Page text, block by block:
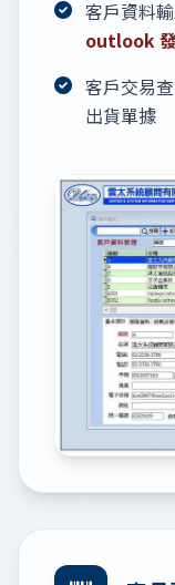
客戶資料
outlook
客戶交易
出貨單據